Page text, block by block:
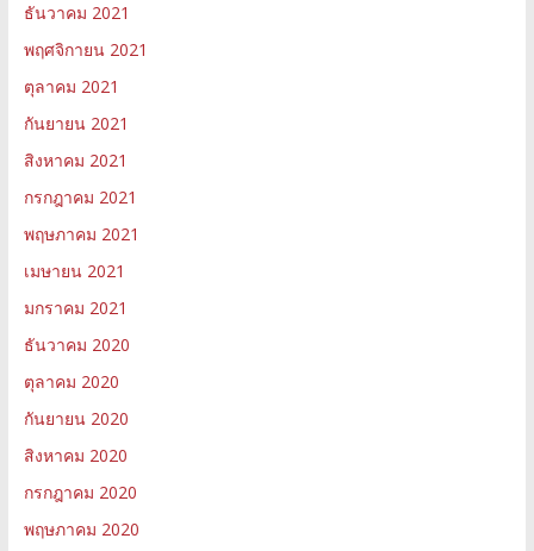
ธันวาคม 2021
พฤศจิกายน 2021
ตุลาคม 2021
กันยายน 2021
สิงหาคม 2021
กรกฎาคม 2021
พฤษภาคม 2021
เมษายน 2021
มกราคม 2021
ธันวาคม 2020
ตุลาคม 2020
กันยายน 2020
สิงหาคม 2020
กรกฎาคม 2020
พฤษภาคม 2020